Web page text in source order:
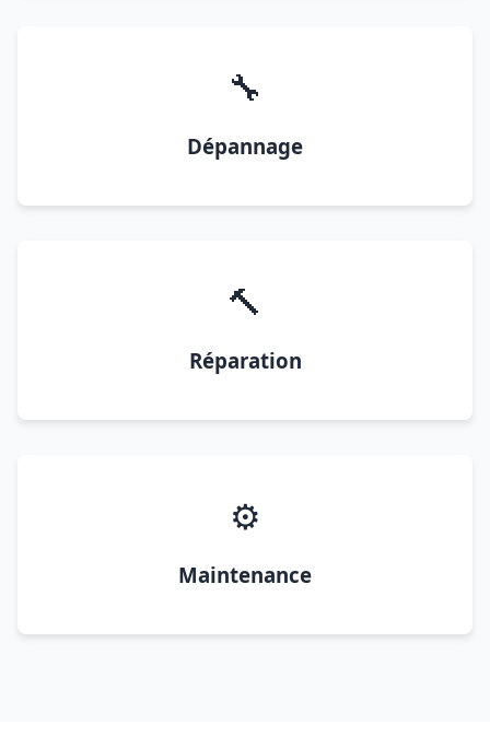
🔧
Dépannage
🔨
Réparation
⚙️
Maintenance